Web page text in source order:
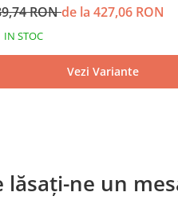
RONde la 427,06 RON
IN STOC
Vezi Variante
ne un